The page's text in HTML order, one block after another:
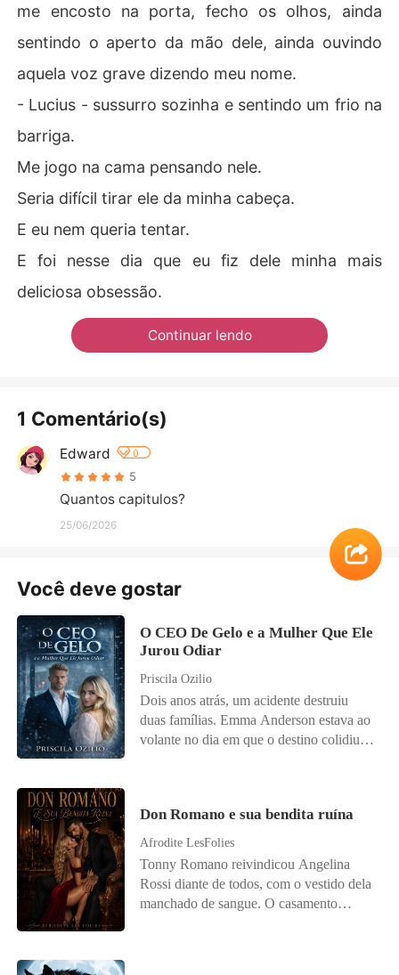
me encosto na porta, fecho os olhos, ainda
sentindo o aperto da mão dele, ainda ouvindo
aquela voz grave dizendo meu nome.
- Lucius - sussurro sozinha e sentindo um frio na
barriga.
Me jogo na cama pensando nele.
Seria difícil tirar ele da minha cabeça.
E eu nem queria tentar.
E foi nesse dia que eu fiz dele minha mais
deliciosa obsessão.
Continuar lendo
1 Comentário(s)
Edward 0
5
Quantos capitulos?
25/06/2026
Você deve gostar
O CEO De Gelo e a Mulher Que Ele
Jurou Odiar
Priscila Ozilio
Dois anos atrás, um acidente destruiu
duas famílias. Emma Anderson estava ao
volante no dia em que o destino colidiu
algo precioso: sua voz. Desde a tragédia,
Damien construiu um império de gelo e
jurou jamais perdoar os responsáveis. Ele
só não imaginava que o destino colocaria
uma dessas pessoas exatamente sob o seu
Don Romano e sua bendita ruína
Afrodite LesFolies
Tonny Romano reivindicou Angelina
Rossi diante de todos, com o vestido dela
manchado de sangue. O casamento